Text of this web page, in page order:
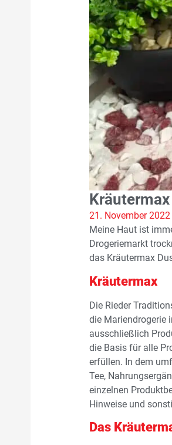
21. November 2022
Meine Haut ist
Drogeriemarkt
das Kräutermax
Kräutermax
Die Rieder
die Mariendrogerie
ausschließlich
die Basis für alle
erfüllen. In dem
Tee,
einzelnen
Hinweise und
Das